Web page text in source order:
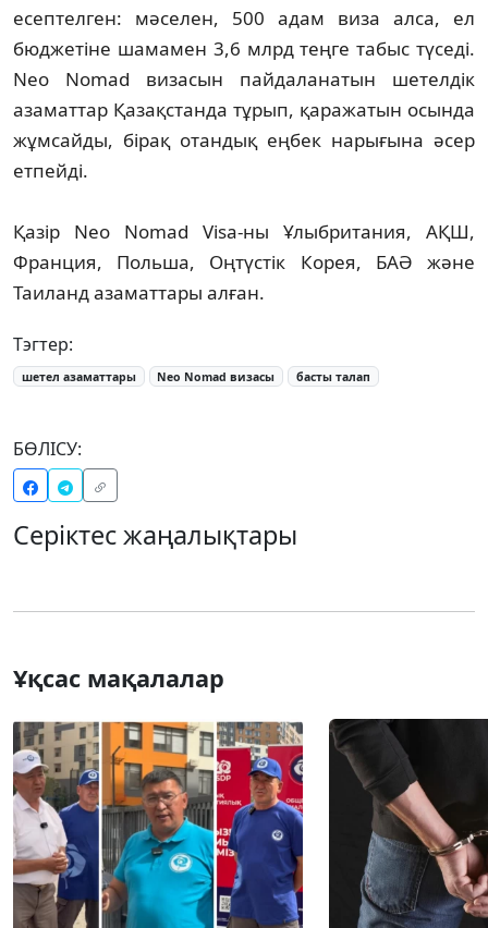
есептелген: мәселен, 500 адам виза алса, ел
бюджетіне шамамен 3,6 млрд теңге табыс түседі.
Neo Nomad визасын пайдаланатын шетелдік
азаматтар Қазақстанда тұрып, қаражатын осында
жұмсайды, бірақ отандық еңбек нарығына әсер
етпейді.
Қазір Neo Nomad Visa-ны Ұлыбритания, АҚШ,
Франция, Польша, Оңтүстік Корея, БАӘ және
Таиланд азаматтары алған.
Тэгтер:
шетел азаматтары Neo Nomad визасы басты талап
БӨЛІСУ:
Серіктес жаңалықтары
Ұқсас мақалалар